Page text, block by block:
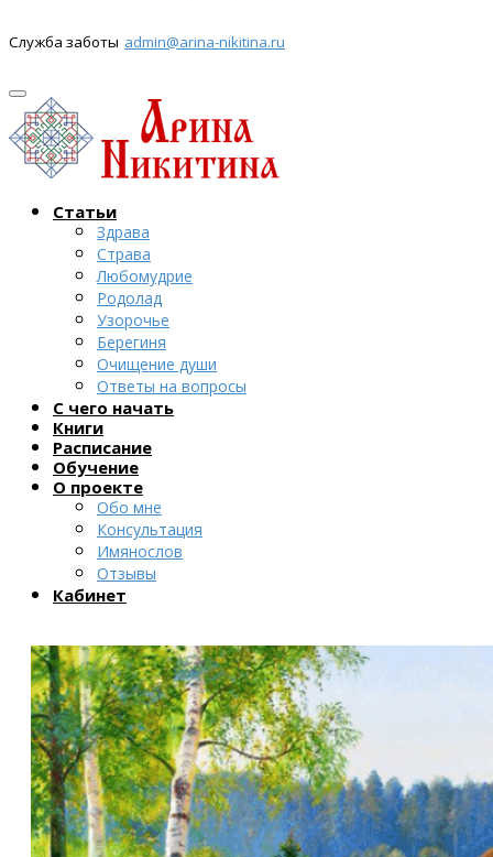
Служба заботы admin@arina-nikitina.ru
Статьи
Здрава
Страва
Любомудрие
Родолад
Узорочье
Берегиня
Очищение души
Ответы на вопросы
С чего начать
Книги
Расписание
Обучение
О проекте
Обо мне
Консультация
Имянослов
Отзывы
Кабинет